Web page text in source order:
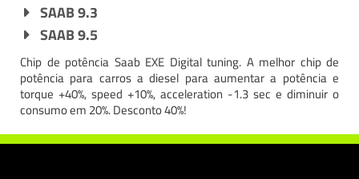
SAAB 9.3
SAAB 9.5
Chip de potência Saab EXE Digital tuning. A melhor chip de
potência para carros a diesel para aumentar a potência e
torque +40%, speed +10%, acceleration -1.3 sec e diminuir o
consumo em 20%. Desconto 40%!